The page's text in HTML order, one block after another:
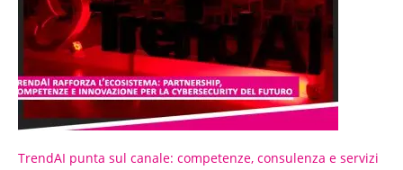
TrendAI punta sul canale: competenze, consulenza e servizi